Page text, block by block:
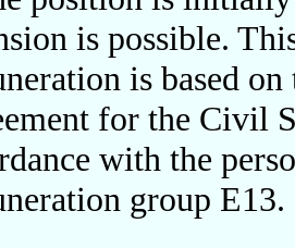
is possible.
is based
for the Civil
with the
group E13.